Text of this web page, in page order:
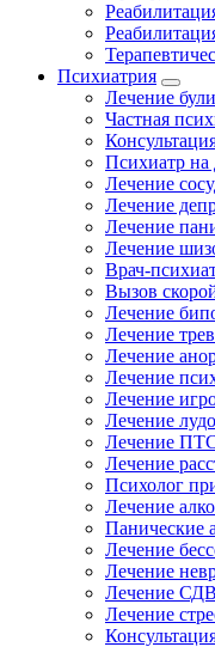
Психиатрия
Лечение
Частная
Психиатр на
Лечение
Лечение
Лечение
Лечение
Врач-
Вызов
Лечение
Лечение
Лечение
Лечение
Лечение
Лечение
Лечение
Лечение
Психолог
Лечение
Панические
Лечение
Лечение
Лечение
Лечение